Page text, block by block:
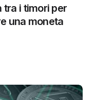
tra i timori per
una moneta